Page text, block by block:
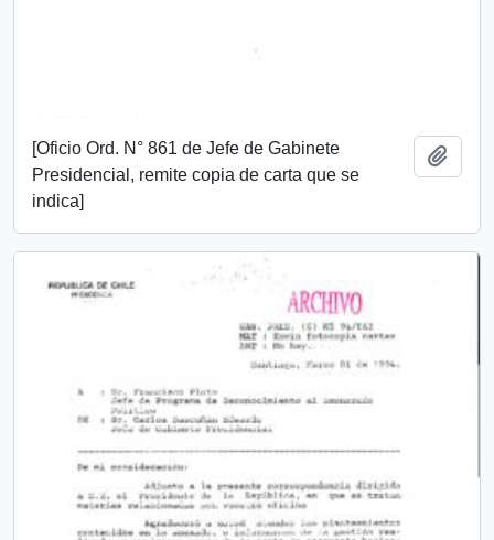
[Oficio Ord. N° 861 de Jefe de Gabinete
Presidencial, remite copia de carta que se
indica]